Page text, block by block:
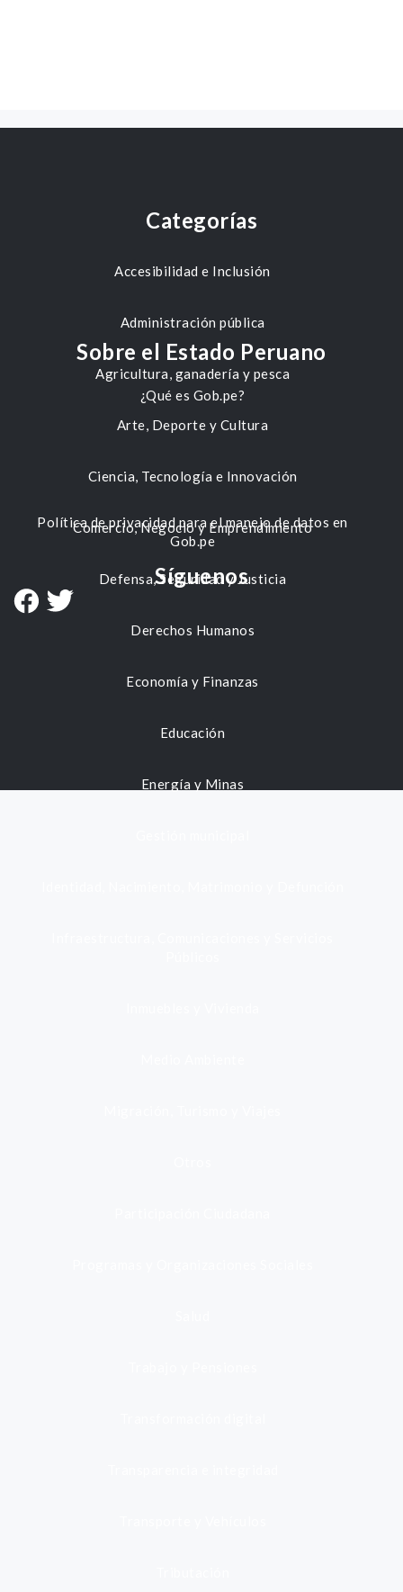
Categorías
Accesibilidad e Inclusión
Administración pública
Agricultura, ganadería y pesca
Arte, Deporte y Cultura
Ciencia, Tecnología e Innovación
Comercio, Negocio y Emprendimiento
Defensa, Seguridad y Justicia
Derechos Humanos
Economía y Finanzas
Educación
Energía y Minas
Sobre el Estado Peruano
¿Qué es Gob.pe?
Política de privacidad para el manejo de datos en
Gob.pe
Síguenos